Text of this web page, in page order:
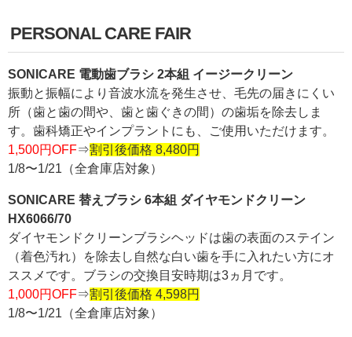
PERSONAL CARE FAIR
SONICARE 電動歯ブラシ 2本組 イージークリーン
振動と振幅により音波水流を発生させ、毛先の届きにくい
所（歯と歯の間や、歯と歯ぐきの間）の歯垢を除去しま
す。歯科矯正やインプラントにも、ご使用いただけます。
1,500円OFF⇒割引後価格 8,480円
1/8〜1/21（全倉庫店対象）
SONICARE 替えブラシ 6本組 ダイヤモンドクリーン
HX6066/70
ダイヤモンドクリーンブラシヘッドは歯の表面のステイン
（着色汚れ）を除去し自然な白い歯を手に入れたい方にオ
ススメです。ブラシの交換目安時期は3ヵ月です。
1,000円OFF⇒割引後価格 4,598円
1/8〜1/21（全倉庫店対象）